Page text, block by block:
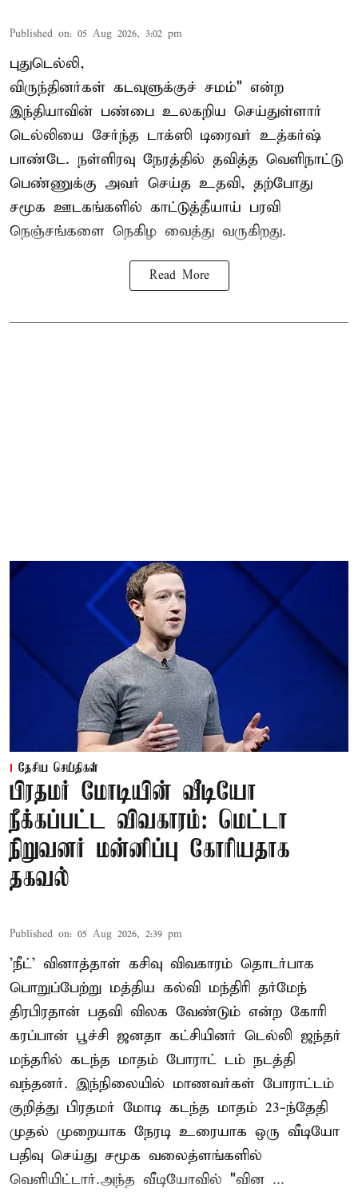
Published on: 05 Aug 2026, 3:02 pm
புதுடெல்லி,
விருந்தினர்கள் கடவுளுக்குச் சமம்" என்ற
இந்தியாவின் பண்பை உலகறிய செய்துள்ளார்
டெல்லியை சேர்ந்த டாக்ஸி டிரைவர் உத்கர்ஷ்
பாண்டே. நள்ளிரவு நேரத்தில் தவித்த வெளிநாட்டு
பெண்ணுக்கு அவர் செய்த உதவி, தற்போது
சமூக ஊடகங்களில் காட்டுத்தீயாய் பரவி
நெஞ்சங்களை நெகிழ வைத்து வருகிறது.
Read More
தேசிய செய்திகள்
பிரதமர் மோடியின் வீடியோ
நீக்கப்பட்ட விவகாரம்: மெட்டா
நிறுவனர் மன்னிப்பு கோரியதாக
தகவல்
Published on: 05 Aug 2026, 2:39 pm
'நீட்' வினாத்தாள் கசிவு விவகாரம் தொடர்பாக
பொறுப்பேற்று மத்திய கல்வி மந்திரி தர்மேந்
திரபிரதான் பதவி விலக வேண்டும் என்ற கோரி
கரப்பான் பூச்சி ஜனதா கட்சியினர் டெல்லி ஜந்தர்
மந்தரில் கடந்த மாதம் போராட் டம் நடத்தி
வந்தனர். இந்நிலையில் மாணவர்கள் போராட்டம்
குறித்து பிரதமர் மோடி கடந்த மாதம் 23-ந்தேதி
முதல் முறையாக நேரடி உரையாக ஒரு வீடியோ
பதிவு செய்து சமூக வலைத்ளங்களில்
வெளியிட்டார்.அந்த வீடியோவில் "வின ...